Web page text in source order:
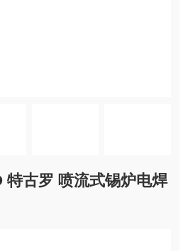
特古罗 喷流式锡炉电焊